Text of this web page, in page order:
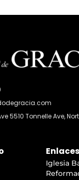
5510 Tonnelle Ave,
Enlaces
Iglesia